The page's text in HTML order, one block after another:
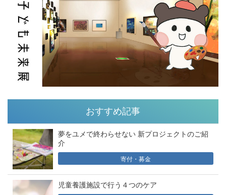
おすすめ記事
夢をユメで終わらせない 新プロジェクトのご紹
介
寄付・募金
児童養護施設で行う４つのケア